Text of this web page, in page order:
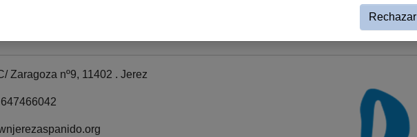
Zaragoza nº9, 11402 . Jerez